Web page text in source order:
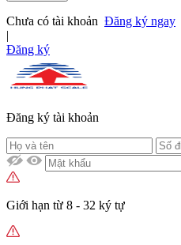
Chưa có tài khoản Đăng ký ngay
|
Đăng ký
Đăng ký tài khoản
Giới hạn từ 8 - 32 ký tự